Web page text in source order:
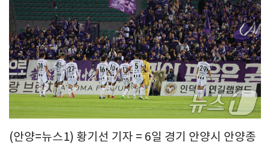
(안양=뉴스1) 황기선 기자 = 6일 경기 안양시 안양종